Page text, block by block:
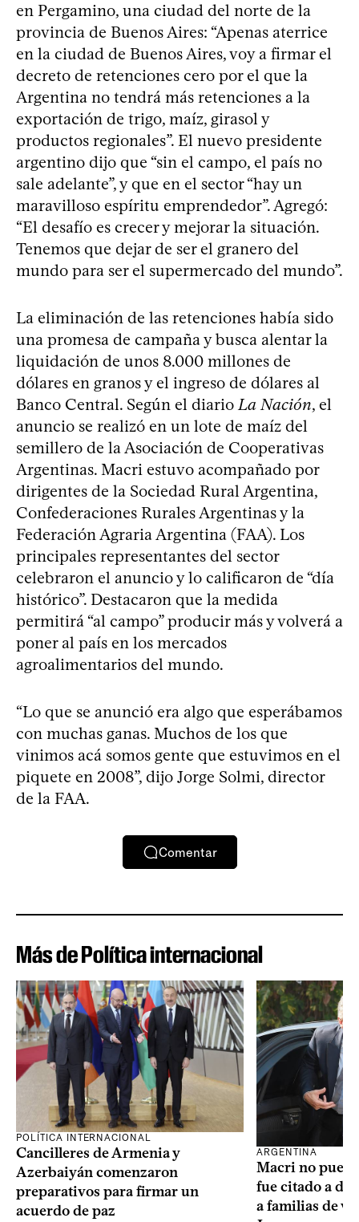
en Pergamino, una ciudad del norte de la
provincia de Buenos Aires: “Apenas aterrice
en la ciudad de Buenos Aires, voy a firmar el
decreto de retenciones cero por el que la
Argentina no tendrá más retenciones a la
exportación de trigo, maíz, girasol y
productos regionales”. El nuevo presidente
argentino dijo que “sin el campo, el país no
sale adelante”, y que en el sector “hay un
maravilloso espíritu emprendedor”. Agregó:
“El desafío es crecer y mejorar la situación.
Tenemos que dejar de ser el granero del
mundo para ser el supermercado del mundo”.
La eliminación de las retenciones había sido
una promesa de campaña y busca alentar la
liquidación de unos 8.000 millones de
dólares en granos y el ingreso de dólares al
Banco Central. Según el diarioLa Nación, el
anuncio se realizó en un lote de maíz del
semillero de la Asociación de Cooperativas
Argentinas. Macri estuvo acompañado por
dirigentes de la Sociedad Rural Argentina,
Confederaciones Rurales Argentinas y la
Federación Agraria Argentina (FAA). Los
principales representantes del sector
celebraron el anuncio y lo calificaron de “día
histórico”. Destacaron que la medida
permitirá “al campo” producir más y volverá a
poner al país en los mercados
agroalimentarios del mundo.
“Lo que se anunció era algo que esperábamos
con muchas ganas. Muchos de los que
vinimos acá somos gente que estuvimos en el
piquete en 2008”, dijo Jorge Solmi, director
de la FAA.
Comentar
Más de Política internacional
POLÍTICA INTERNACIONAL
Cancilleres de Armenia y
Azerbaiyán comenzaron
preparativos para firmar un
acuerdo de paz
ARGENTINA
Macri no
fue citado a
a familias de